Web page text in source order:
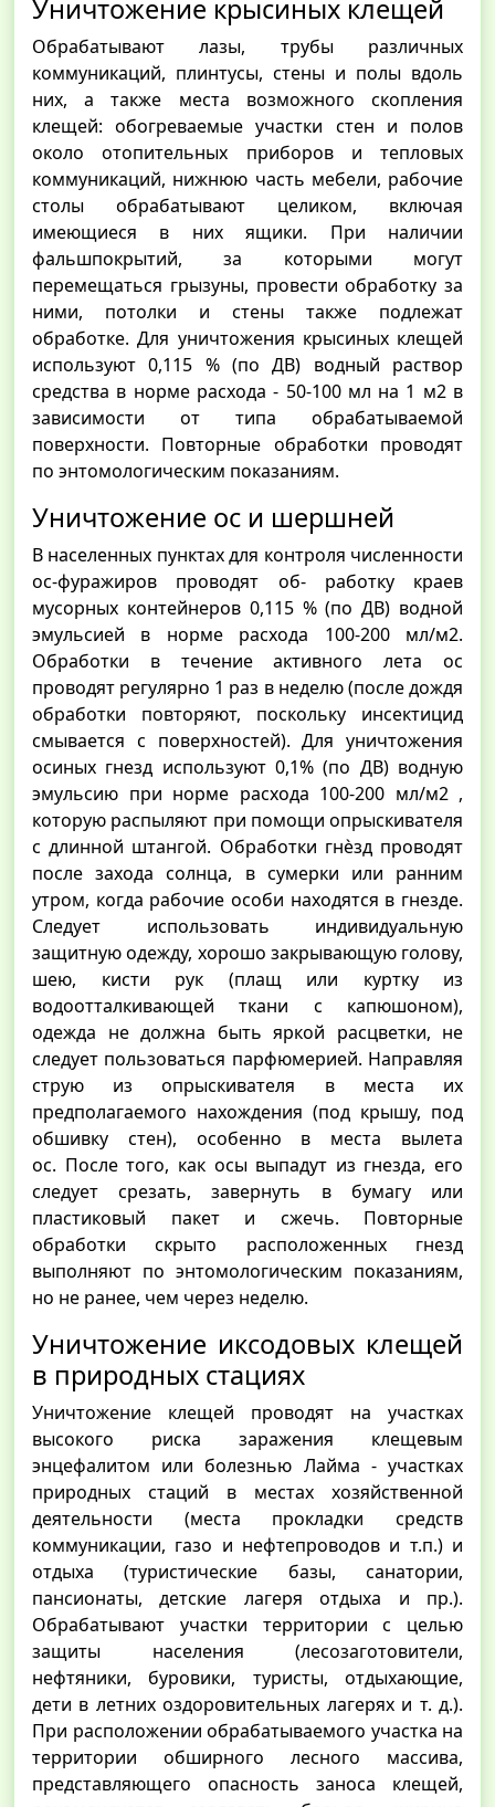
Уничтожение крысиных клещей
Обрабатывают лазы, трубы различных
коммуникаций, плинтусы, стены и полы вдоль
них, а также места возможного скопления
клещей: обогреваемые участки стен и полов
около отопительных приборов и тепловых
коммуникаций, нижнюю часть мебели, рабочие
столы обрабатывают целиком, включая
имеющиеся в них ящики. При наличии
фальшпокрытий, за которыми могут
перемещаться грызуны, провести обработку за
ними, потолки и стены также подлежат
обработке. Для уничтожения крысиных клещей
используют 0,115 % (по ДВ) водный раствор
средства в норме расхода - 50-100 мл на 1 м2 в
зависимости от типа обрабатываемой
поверхности. Повторные обработки проводят
по энтомологическим показаниям.
Уничтожение ос и шершней
В населенных пунктах для контроля численности
ос-фуражиров проводят об- работку краев
мусорных контейнеров 0,115 % (по ДВ) водной
эмульсией в норме расхода 100-200 мл/м2.
Обработки в течение активного лета ос
проводят регулярно 1 раз в неделю (после дождя
обработки повторяют, поскольку инсектицид
смывается с поверхностей). Для уничтожения
осиных гнезд используют 0,1% (по ДВ) водную
эмульсию при норме расхода 100-200 мл/м2 ,
которую распыляют при помощи опрыскивателя
с длинной штангой. Обработки гнѐзд проводят
после захода солнца, в сумерки или ранним
утром, когда рабочие особи находятся в гнезде.
Следует использовать индивидуальную
защитную одежду, хорошо закрывающую голову,
шею, кисти рук (плащ или куртку из
водоотталкивающей ткани с капюшоном),
одежда не должна быть яркой расцветки, не
следует пользоваться парфюмерией. Направляя
струю из опрыскивателя в места их
предполагаемого нахождения (под крышу, под
обшивку стен), особенно в места вылета
ос. После того, как осы выпадут из гнезда, его
следует срезать, завернуть в бумагу или
пластиковый пакет и сжечь. Повторные
обработки скрыто расположенных гнезд
выполняют по энтомологическим показаниям,
но не ранее, чем через неделю.
Уничтожение иксодовых клещей
в природных стациях
Уничтожение клещей проводят на участках
высокого риска заражения клещевым
энцефалитом или болезнью Лайма - участках
природных стаций в местах хозяйственной
деятельности (места прокладки средств
коммуникации, газо и нефтепроводов и т.п.) и
отдыха (туристические базы, санатории,
пансионаты, детские лагеря отдыха и пр.).
Обрабатывают участки территории с целью
защиты населения (лесозаготовители,
нефтяники, буровики, туристы, отдыхающие,
дети в летних оздоровительных лагерях и т. д.).
При расположении обрабатываемого участка на
территории обширного лесного массива,
представляющего опасность заноса клещей,